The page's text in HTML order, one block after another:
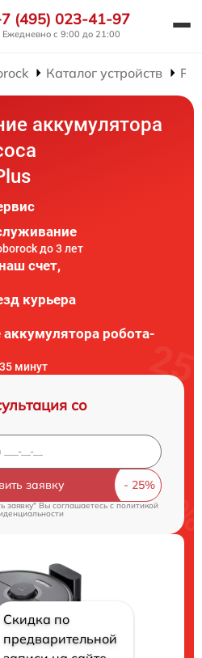
(495) 023-41-97
Ежедневно с 9:00 до 21:00
Каталог устройств
аккумулятора
до 3 лет
счет,
курьера
аккумулятора робота-
минут
со
заявку
заявку" Вы соглашаетесь cполитикой
Скидка по
предварительной